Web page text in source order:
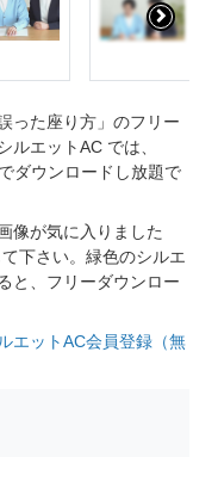
った座り方」のフリー
ルエットAC では、
ダウンロードし放題で
像が気に入りました
て下さい。緑色のシルエ
と、フリーダウンロー
エットAC会員登録（無